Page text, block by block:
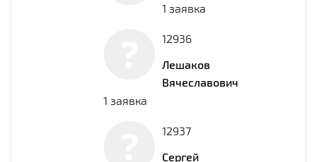
1 заявка
12936
Лешаков
Вячеславович
1 заявка
12937
Сергей